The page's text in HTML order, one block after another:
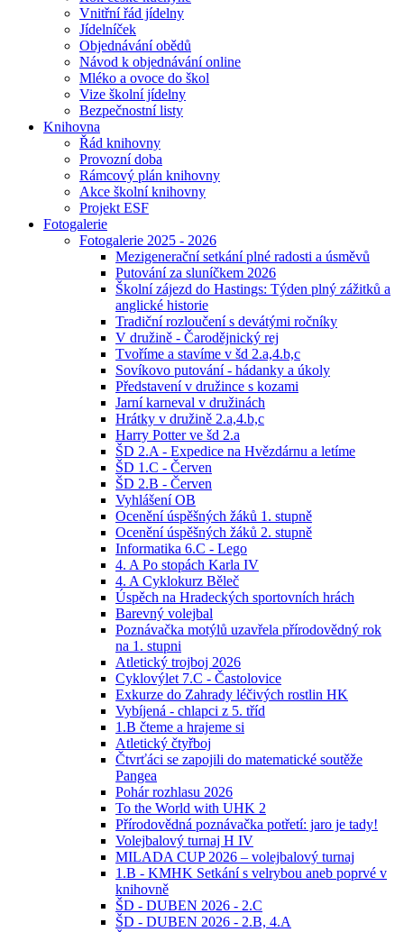
Vnitřní řád jídelny
Jídelníček
Objednávání obědů
Návod k objednávání online
Mléko a ovoce do škol
Vize školní jídelny
Bezpečnostní listy
Knihovna
Řád knihovny
Provozní doba
Rámcový plán knihovny
Akce školní knihovny
Projekt ESF
Fotogalerie
Fotogalerie 2025 - 2026
Mezigenerační setkání plné radosti a úsměvů
Putování za sluníčkem 2026
Školní zájezd do Hastings: Týden plný zážitků a
anglické historie
Tradiční rozloučení s devátými ročníky
V družině - Čarodějnický rej
Tvoříme a stavíme v šd 2.a,4.b,c
Sovíkovo putování - hádanky a úkoly
Představení v družince s kozami
Jarní karneval v družinách
Hrátky v družině 2.a,4.b,c
Harry Potter ve šd 2.a
ŠD 2.A - Expedice na Hvězdárnu a letíme
ŠD 1.C - Červen
ŠD 2.B - Červen
Vyhlášení OB
Ocenění úspěšných žáků 1. stupně
Ocenění úspěšných žáků 2. stupně
Informatika 6.C - Lego
4. A Po stopách Karla IV
4. A Cyklokurz Běleč
Úspěch na Hradeckých sportovních hrách
Barevný volejbal
Poznávačka motýlů uzavřela přírodovědný rok
na 1. stupni
Atletický trojboj 2026
Cyklovýlet 7.C - Častolovice
Exkurze do Zahrady léčivých rostlin HK
Vybíjená - chlapci z 5. tříd
1.B čteme a hrajeme si
Atletický čtyřboj
Čtvrťáci se zapojili do matematické soutěže
Pangea
Pohár rozhlasu 2026
To the World with UHK 2
Přírodovědná poznávačka potřetí: jaro je tady!
Volejbalový turnaj H IV
MILADA CUP 2026 – volejbalový turnaj
1.B - KMHK Setkání s velrybou aneb poprvé v
knihovně
ŠD - DUBEN 2026 - 2.C
ŠD - DUBEN 2026 - 2.B, 4.A